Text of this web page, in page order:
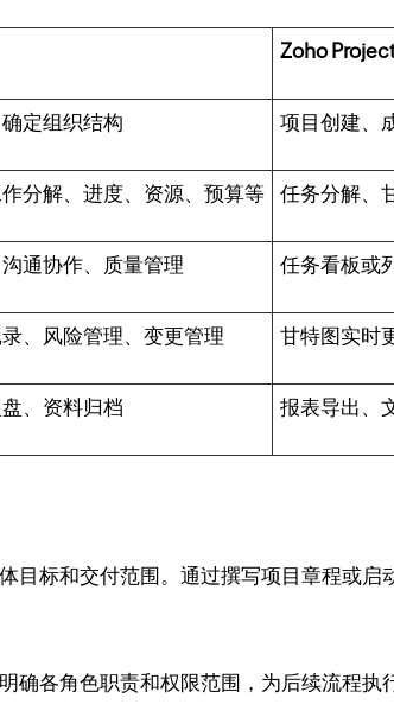
Zoho
定组织结构 项目创建、
分解、进度、资源、预算等 任务分解、
通协作、质量管理 任务看板或
、风险管理、变更管理 甘特图实时
、资料归档 报表导出、
目标和交付范围。通过撰写项目章程或启
确各角色职责和权限范围，为后续流程执